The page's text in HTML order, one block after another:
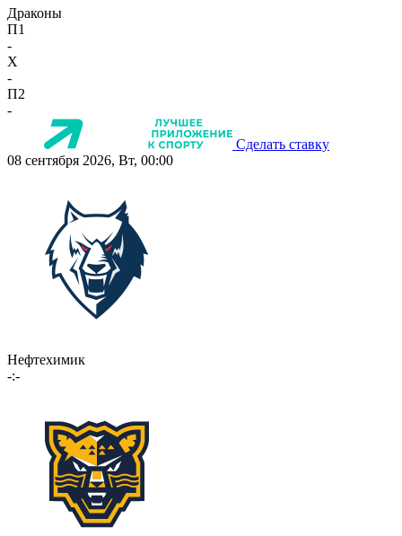
Драконы
П1
-
X
-
П2
-
Сделать ставку
08 сентября 2026, Вт, 00:00
Нефтехимик
-:-